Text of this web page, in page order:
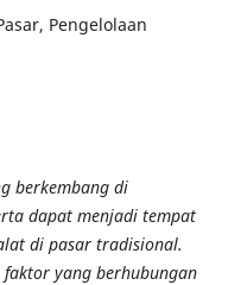
Pengelolaan
berkembang di
dapat menjadi tempat
di pasar tradisional.
yang berhubungan